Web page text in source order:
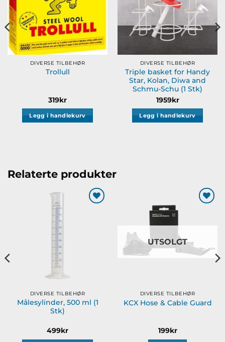
DIVERSE TILBEHØR
Trollull
319kr
Legg i handlekurv
DIVERSE TILBEHØR
Triple basket for Handy
Star, Kolan, Diwa and
Schmu-Schu (1 Stk)
1959kr
Legg i handlekurv
Relaterte produkter
DIVERSE TILBEHØR
Målesylinder, 500 ml (1
Stk)
499kr
UTSOLGT
DIVERSE TILBEHØR
KCX Hose & Cable Guard
199kr